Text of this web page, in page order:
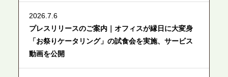
2026.7.6
プレスリリースのご案内｜オフィスが縁日に大変身
「お祭りケータリング」の試食会を実施、サービス
動画を公開